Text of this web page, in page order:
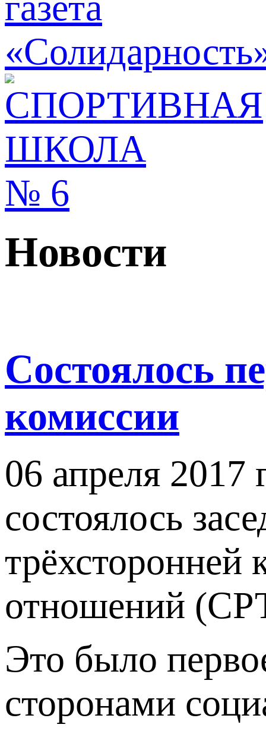
Новости
Состоялось
комиссии
06 апреля 2017
состоялось
трёхсторонней
отношений
Это было
сторонами